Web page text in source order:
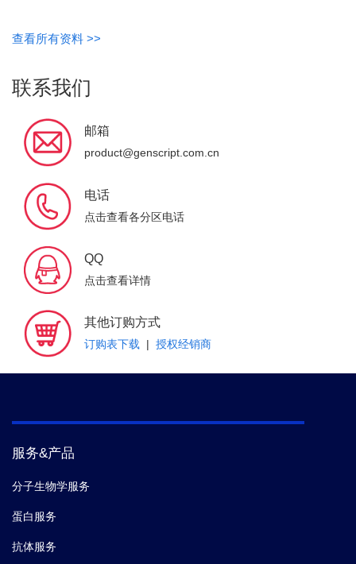
查看所有资料 >>
联系我们
邮箱
product@genscript.com.cn
电话
点击查看各分区电话
QQ
点击查看详情
其他订购方式
订购表下载 | 授权经销商
服务&产品
分子生物学服务
蛋白服务
抗体服务